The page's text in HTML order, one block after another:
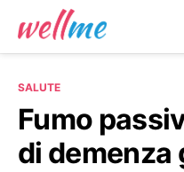
SALUTE
Fumo
di demenza